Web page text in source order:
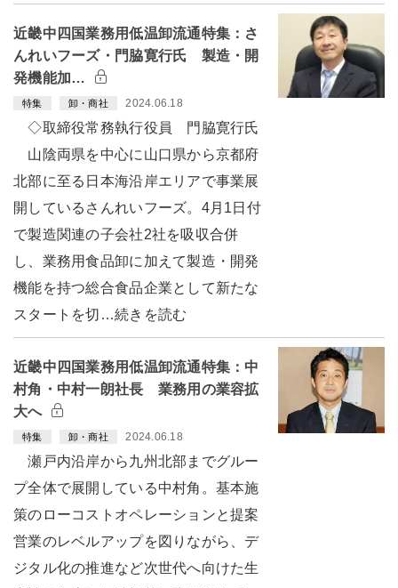
近畿中四国業務用低温卸流通特集：さ
んれいフーズ・門脇寛行氏 製造・開
発機能加…
特集 卸・商社 2024.06.18
◇取締役常務執行役員 門脇寛行氏
山陰両県を中心に山口県から京都府
北部に至る日本海沿岸エリアで事業展
開しているさんれいフーズ。4月1日付
で製造関連の子会社2社を吸収合併
し、業務用食品卸に加えて製造・開発
機能を持つ総合食品企業として新たな
スタートを切…続きを読む
近畿中四国業務用低温卸流通特集：中
村角・中村一朗社長 業務用の業容拡
大へ
特集 卸・商社 2024.06.18
瀬戸内沿岸から九州北部までグルー
プ全体で展開している中村角。基本施
策のローコストオペレーションと提案
営業のレベルアップを図りながら、デ
ジタル化の推進など次世代へ向けた生